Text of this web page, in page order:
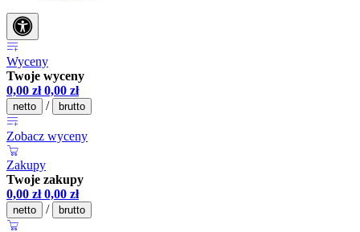
Wyceny
Twoje wyceny
0,00 zł 0,00 zł
netto / brutto
Zobacz wyceny
Zakupy
Twoje zakupy
0,00 zł 0,00 zł
netto / brutto